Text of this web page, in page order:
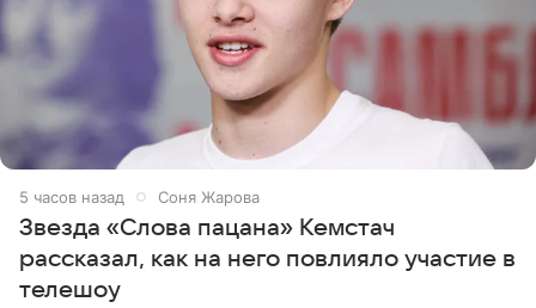
5 часов назад Соня Жарова
Звезда «Слова пацана» Кемстач
рассказал, как на него повлияло участие в
телешоу